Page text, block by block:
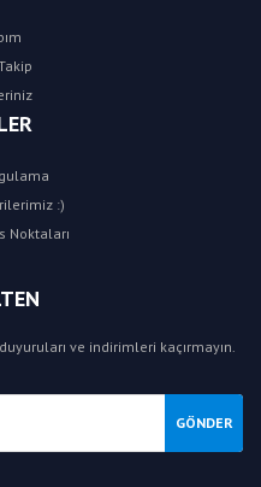
:)
Noktaları
ve indirimleri kaçırmayın.
GÖNDER